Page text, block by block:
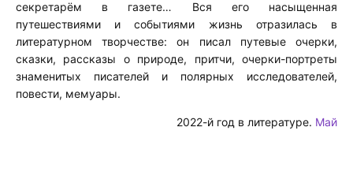
секретарём в газете… Вся его насыщенная
путешествиями и событиями жизнь отразилась в
литературном творчестве: он писал путевые очерки,
сказки, рассказы о природе, притчи, очерки-портреты
знаменитых писателей и полярных исследователей,
повести, мемуары.
2022-й год в литературе. Май